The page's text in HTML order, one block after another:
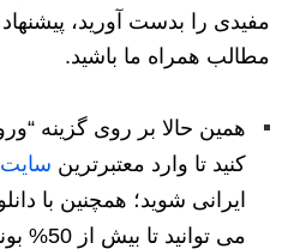
مفیدی را بدست آورید، پیشنهاد
مطالب همراه ما باشید.
همین حالا بر روی گزینه
کنید تا وارد معتبرترین
ایرانی شوید؛ همچنین با
می